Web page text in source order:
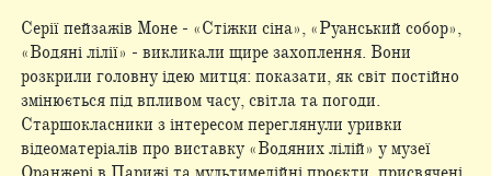
Серії пейзажів Моне - «Стіжки сіна», «Руанський собор»,
«Водяні лілії» - викликали щире захоплення. Вони
розкрили головну ідею митця: показати, як світ постійно
змінюється під впливом часу, світла та погоди.
Старшокласники з інтересом переглянули уривки
відеоматеріалів про виставку «Водяних лілій» у музеї